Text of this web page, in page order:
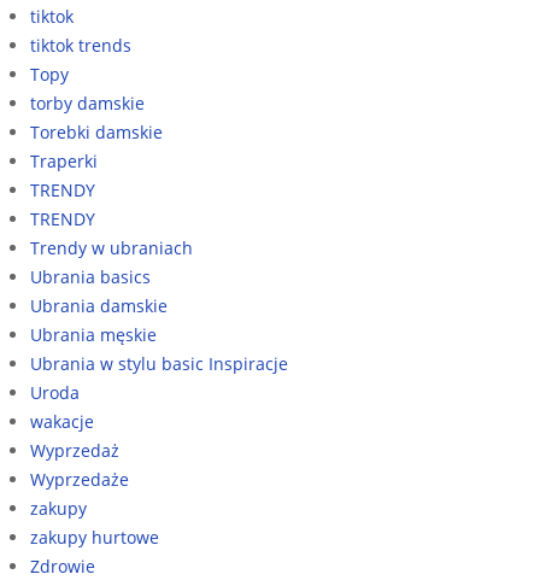
tiktok
tiktok trends
Topy
torby damskie
Torebki damskie
Traperki
TRENDY
TRENDY
Trendy w ubraniach
Ubrania basics
Ubrania damskie
Ubrania męskie
Ubrania w stylu basic Inspiracje
Uroda
wakacje
Wyprzedaż
Wyprzedaże
zakupy
zakupy hurtowe
Zdrowie